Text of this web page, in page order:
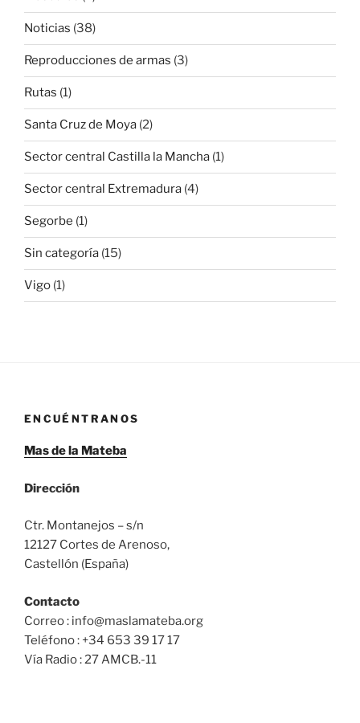
Noticias (38)
Reproducciones de armas (3)
Rutas (1)
Santa Cruz de Moya (2)
Sector central Castilla la Mancha (1)
Sector central Extremadura (4)
Segorbe (1)
Sin categoría (15)
Vigo (1)
ENCUÉNTRANOS
Mas de la Mateba
Dirección
Ctr. Montanejos – s/n
12127 Cortes de Arenoso,
Castellón (España)
Contacto
Correo : info@maslamateba.org
Teléfono : +34 653 39 17 17
Vía Radio : 27 AMCB.-11